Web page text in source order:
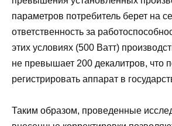
параметров потребитель берет на
ответственность за
этих условиях (500 Ватт)
не превышает 200 декалитров, что
регистрировать аппарат в
Таким образом, проведенные